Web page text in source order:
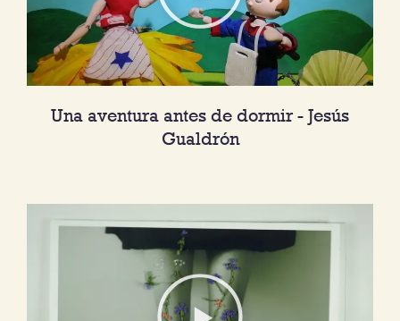
Una aventura antes de dormir - Jesús
Gualdrón